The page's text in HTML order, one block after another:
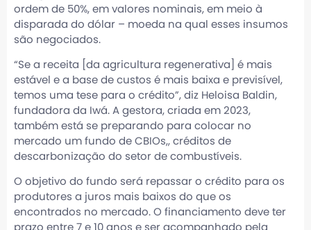
ordem de 50%, em valores nominais, em meio à
disparada do dólar – moeda na qual esses insumos
são negociados.
“Se a receita [da agricultura regenerativa] é mais
estável e a base de custos é mais baixa e previsível,
temos uma tese para o crédito”, diz Heloisa Baldin,
fundadora da Iwá. A gestora, criada em 2023,
também está se preparando para colocar no
mercado um fundo de CBIOs,, créditos de
descarbonização do setor de combustíveis.
O objetivo do fundo será repassar o crédito para os
produtores a juros mais baixos do que os
encontrados no mercado. O financiamento deve ter
prazo entre 7 e 10 anos e ser acompanhado pela